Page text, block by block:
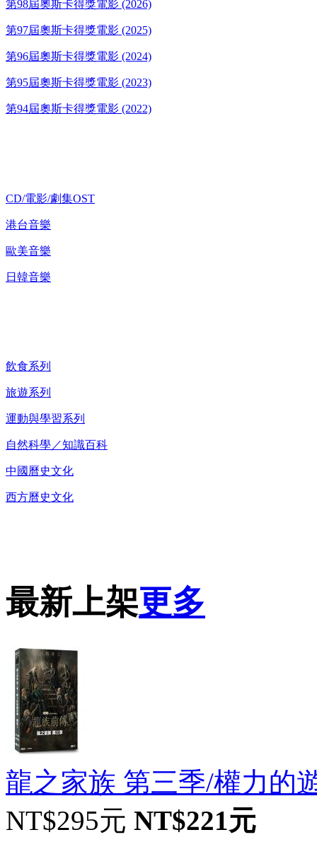
第98屆奧斯卡得獎電影 (2026)
第97屆奧斯卡得獎電影 (2025)
第96屆奧斯卡得獎電影 (2024)
第95屆奧斯卡得獎電影 (2023)
第94屆奧斯卡得獎電影 (2022)
CD/電影/劇集OST
港台音樂
歐美音樂
日韓音樂
飲食系列
旅遊系列
運動與學習系列
自然科學／知識百科
中國曆史文化
西方曆史文化
最新上架更多
龍之家族 第三季/權力的
NT$295元 NT$221元